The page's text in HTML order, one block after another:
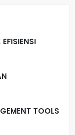
TOOLS